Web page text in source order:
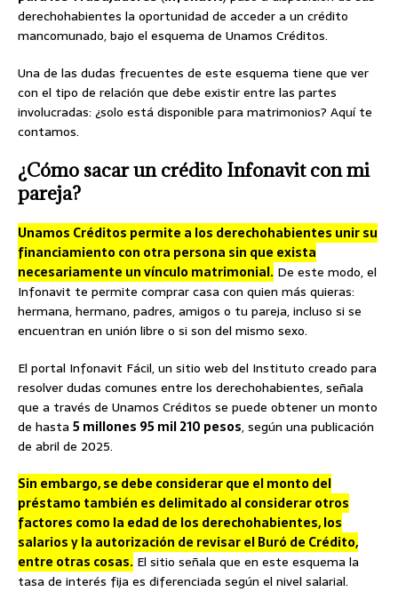
derechohabientes la oportunidad de acceder a un crédito
mancomunado, bajo el esquema de Unamos Créditos.
Una de las dudas frecuentes de este esquema tiene que ver
con el tipo de relación que debe existir entre las partes
involucradas: ¿solo está disponible para matrimonios? Aquí te
contamos.
¿Cómo sacar un crédito Infonavit con mi
pareja?
Unamos Créditos permite a los derechohabientes unir su
financiamiento con otra persona sin que exista
necesariamente un vínculo matrimonial. De este modo, el
Infonavit te permite comprar casa con quien más quieras:
hermana, hermano, padres, amigos o tu pareja, incluso si se
encuentran en unión libre o si son del mismo sexo.
El portal Infonavit Fácil, un sitio web del Instituto creado para
resolver dudas comunes entre los derechohabientes, señala
que a través de Unamos Créditos se puede obtener un monto
de hasta 5 millones 95 mil 210 pesos, según una publicación
de abril de 2025.
Sin embargo, se debe considerar que el monto del
préstamo también es delimitado al considerar otros
factores como la edad de los derechohabientes, los
salarios y la autorización de revisar el Buró de Crédito,
entre otras cosas. El sitio señala que en este esquema la
tasa de interés fija es diferenciada según el nivel salarial.